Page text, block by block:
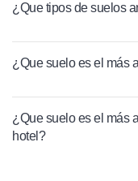
¿Que tipos de suelos
¿Que suelo es el más
¿Que suelo es el más
hotel?